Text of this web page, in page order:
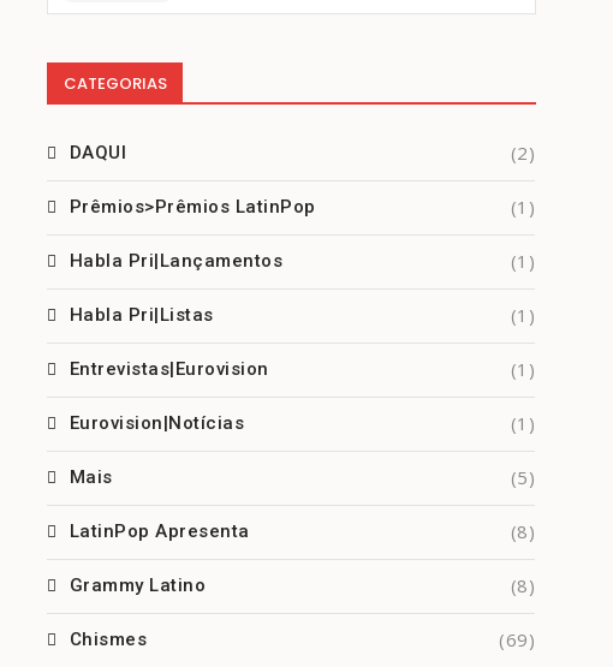
CATEGORIAS
DAQUI (2)
Prêmios>Prêmios LatinPop (1)
Habla Pri|Lançamentos (1)
Habla Pri|Listas (1)
Entrevistas|Eurovision (1)
Eurovision|Notícias (1)
Mais (5)
LatinPop Apresenta (8)
Grammy Latino (8)
Chismes (69)